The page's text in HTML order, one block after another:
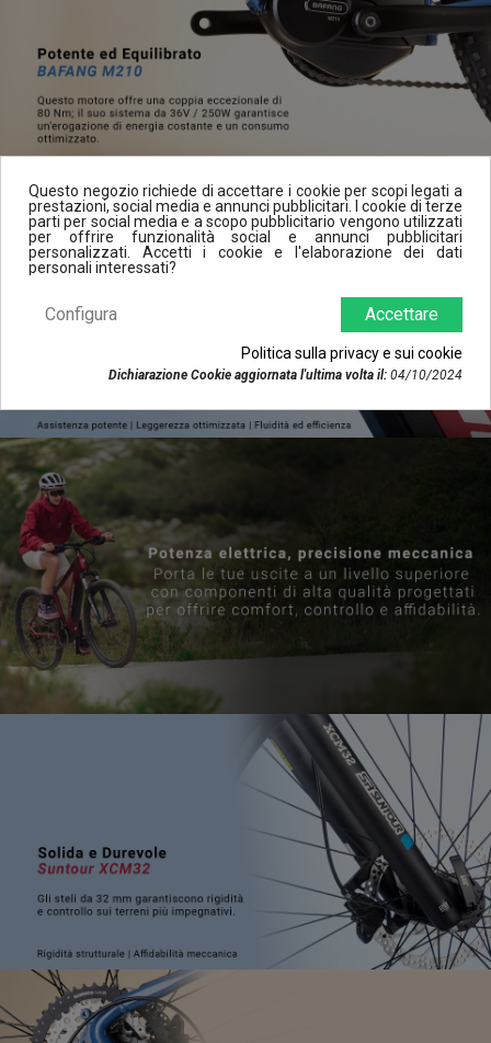
Questo negozio richiede di accettare i cookie per scopi legati a
prestazioni, social media e annunci pubblicitari. I cookie di terze
parti per social media e a scopo pubblicitario vengono utilizzati
per offrire funzionalità social e annunci pubblicitari
personalizzati. Accetti i cookie e l'elaborazione dei dati
personali interessati?
Accettare
Configura
Politica sulla privacy e sui cookie
Dichiarazione Cookie aggiornata l'ultima volta il: 04/10/2024